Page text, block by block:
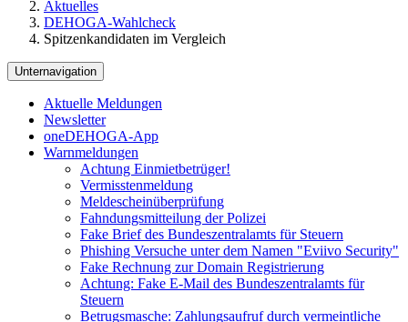
Aktuelles
DEHOGA-Wahlcheck
Spitzenkandidaten im Vergleich
Unternavigation
Aktuelle Meldungen
Newsletter
oneDEHOGA-App
Warnmeldungen
Achtung Einmietbetrüger!
Vermisstenmeldung
Meldescheinüberprüfung
Fahndungsmitteilung der Polizei
Fake Brief des Bundeszentralamts für Steuern
Phishing Versuche unter dem Namen "Eviivo Security"
Fake Rechnung zur Domain Registrierung
Achtung: Fake E-Mail des Bundeszentralamts für
Steuern
Betrugsmasche: Zahlungsaufruf durch vermeintliche